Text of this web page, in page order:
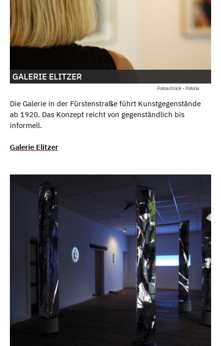
Fotoschlick - Fotolia
GALERIE ELITZER
Die Galerie in der Fürstenstraße führt Kunstgegenstände
ab 1920. Das Konzept reicht von gegenständlich bis
informell.
Galerie Elitzer